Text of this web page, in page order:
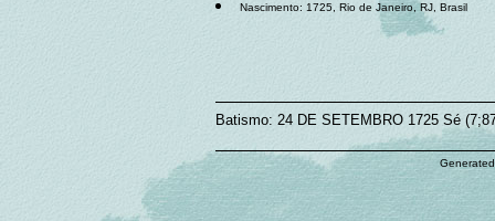
Nascimento: 1725, Rio de Janeiro, RJ, Brasil
Batismo: 24 DE SETEMBRO 1725 Sé